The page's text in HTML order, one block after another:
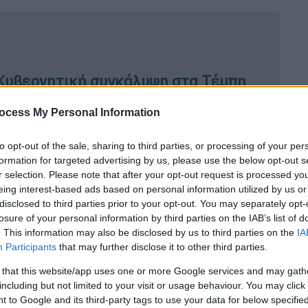
My Personal Information
opt-out of the sale, sharing to third parties, or processing of your
for targeted advertising by us, please use the below opt-out
selection. Please note that after your opt-out request is processed
interest-based ads based on personal information utilized by us
to third parties prior to your opt-out. You may separately
of your personal information by third parties on the IAB’s list of
This information may also be disclosed by us to third parties on the
Participants that may further disclose it to other third parties.
that this website/app uses one or more Google services and may
but not limited to your visit or usage behaviour. You may
to Google and its third-party tags to use your data for below
συγκάλυψη στα Τέμπη
θεωρούν ότι υπάρχει
από την αντιπολίτευση
στο τι είναι η συγκάλυψη. Θα δείτε πως
αποκρούουμε».
ότι βαράμε προσοχέςσε ό,τι μας λένε,
ότι κάτι λέει λάθος του το εξηγούμε»